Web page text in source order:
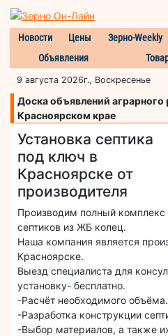
Новости Цены Зерно-Weekly
Объявления
9 августа 2026г., Воскресенье
Доска объявлений аграрного
Красноярском крае
Установка септика
под ключ в
Красноярске от
производителя
Производим полный комплекс
септиков из ЖБ колец.
Наша компания является
Красноярске.
Выезд специалиста для
установку- бесплатно.
-Расчёт необходимого объёма.
-Разработка конструкции
-Выбор материалов, а также